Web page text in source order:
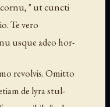
" ut cuncti
Te vero
usque adeo hor-
revolvis. Omitto
de lyra stul-